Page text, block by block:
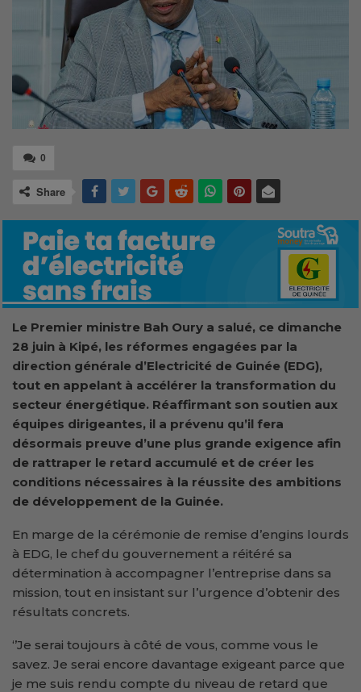
0
Share
Le Premier ministre Bah Oury a salué, ce dimanche
28 juin à Kipé, les réformes engagées par la
direction générale d’Electricité de Guinée (EDG),
tout en appelant à accélérer la transformation du
secteur énergétique. Réaffirmant son soutien aux
équipes dirigeantes, il a prévenu qu’il fera
désormais preuve d’une plus grande exigence afin
de rattraper le retard accumulé et de créer les
conditions nécessaires à la réussite des ambitions
de développement de la Guinée.
En marge de la cérémonie de remise d’engins lourds
à EDG, le chef du gouvernement a réitéré sa
détermination à accompagner l’entreprise dans sa
mission, tout en insistant sur l’urgence d’obtenir des
résultats concrets.
‘’Je serai toujours à côté de vous, comme vous le
savez. Je serai encore davantage exigeant parce que
je me suis rendu compte du niveau de retard que